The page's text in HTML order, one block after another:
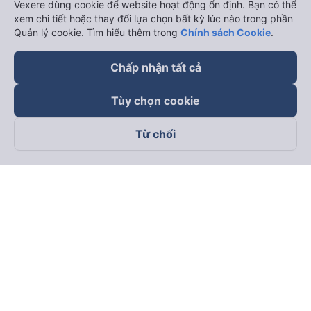
Theo dõi chúng tôi trên
Vexere dùng cookie để website hoạt động ổn định. Bạn có thể
xem chi tiết hoặc thay đổi lựa chọn bất kỳ lúc nào trong phần
Quản lý cookie. Tìm hiểu thêm trong Chính sách Cookie.
Chấp nhận tất cả
Tùy chọn cookie
Từ chối